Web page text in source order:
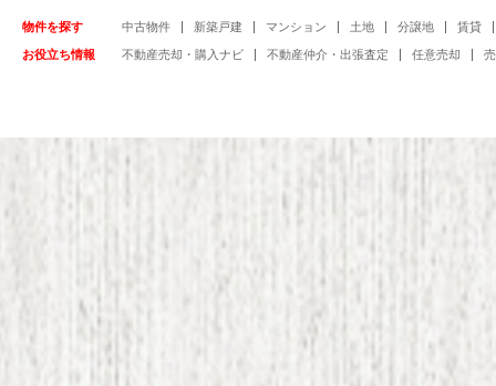
物件を探す 中古物件 新築戸建 マンション 土地 分譲地 賃貸
お役立ち情報 不動産売却・購入ナビ 不動産仲介・出張査定 任意売却